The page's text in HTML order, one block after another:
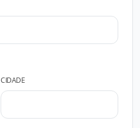
CIDADE